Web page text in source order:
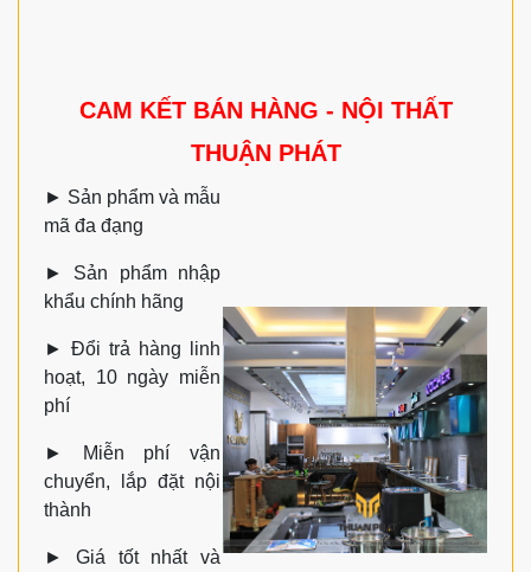
CAM KẾT BÁN HÀNG - NỘI THẤT
THUẬN PHÁT
► Sản phẩm và mẫu
mã đa đạng
► Sản phẩm nhập
khẩu chính hãng
► Đổi trả hàng linh
hoạt, 10 ngày miễn
phí
►
Miễn phí vận
chuyển, lắp đặt nội
thành
► Giá tốt nhất và